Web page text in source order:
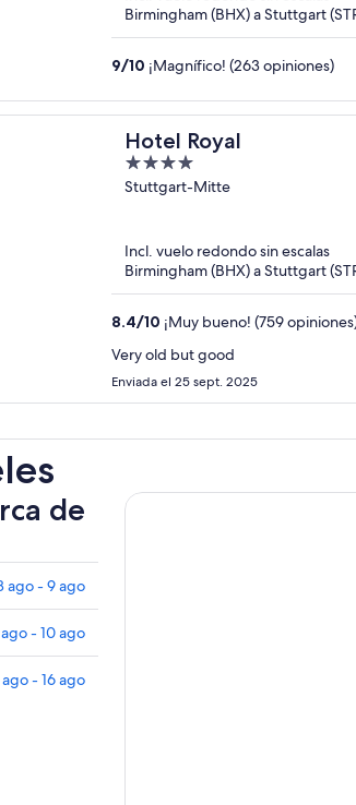
Birmingham (BHX) a Stuttgart
9/10 ¡Magnífico! (263 opiniones)
Hotel Royal
4
out
Stuttgart-Mitte
Incl. vuelo redondo sin escalas
Birmingham (BHX) a Stuttgart
8.4/10 ¡Muy bueno! (759
Very old but good
Enviada el 25 sept. 2025
de
ago - 9 ago
- 10 ago
ago - 16 ago